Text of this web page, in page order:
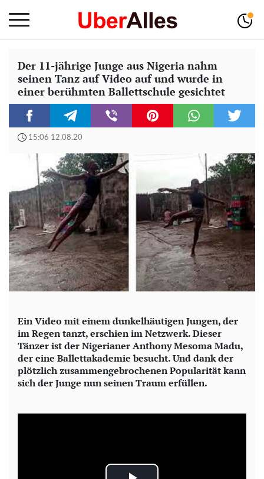
Der 11-jährige Junge aus Nigeria nahm
seinen Tanz auf Video auf und wurde in
einer berühmten Ballettschule gesichtet
15:06 12.08.20
Ein Video mit einem dunkelhäutigen Jungen, der
im Regen tanzt, erschien im Netzwerk. Dieser
Tänzer ist der Nigerianer Anthony Mesoma Madu,
der eine Ballettakademie besucht. Und dank der
plötzlich zusammengebrochenen Popularität kann
sich der Junge nun seinen Traum erfüllen.